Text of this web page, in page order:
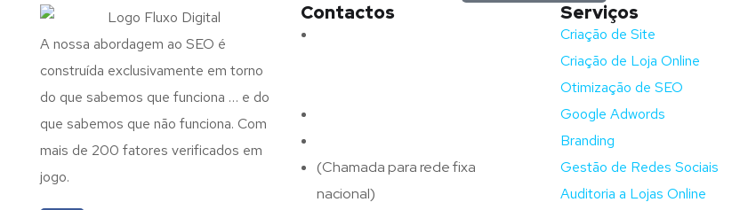
A nossa abordagem ao SEO é
construída exclusivamente em torno
do que sabemos que funciona … e do
que sabemos que não funciona. Com
mais de 200 fatores verificados em
jogo.
Contactos
(Chamada para rede fixa
nacional)
Serviços
Criação de Site
Criação de Loja Online
Otimização de SEO
Google Adwords
Branding
Gestão de Redes Sociais
Auditoria a Lojas Online